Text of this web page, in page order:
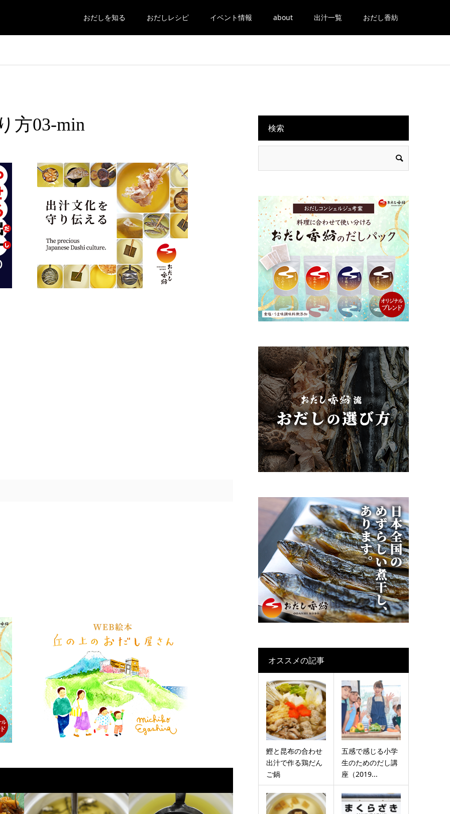
おだしを知る おだしレシピ イベント情報 about 出汁一覧 おだし香紡
方03-min 検索
オススメの記事
鰹と昆布の合わせ
出汁で作る鶏だん
ご鍋
五感で感じる小学
生のためのだし講
座（2019...